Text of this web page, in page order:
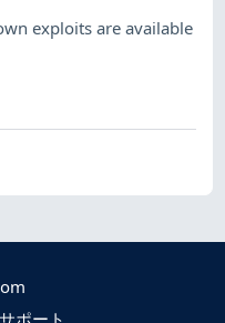
exploits are available
ポート